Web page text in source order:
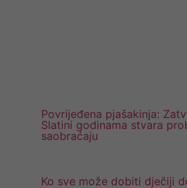
Povrijeđena pjašakinja:
Slatini godinama stvara
saobraćaju
Ko sve može dobiti dječiji